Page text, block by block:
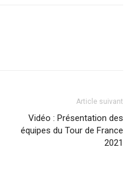
Article suivant
Vidéo : Présentation des
équipes du Tour de France
2021